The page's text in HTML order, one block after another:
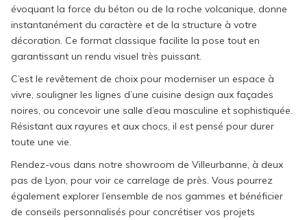
évoquant la force du béton ou de la roche volcanique, donne
instantanément du caractère et de la structure à votre
décoration. Ce format classique facilite la pose tout en
garantissant un rendu visuel très puissant.
C’est le revêtement de choix pour moderniser un espace à
vivre, souligner les lignes d’une cuisine design aux façades
noires, ou concevoir une salle d’eau masculine et sophistiquée.
Résistant aux rayures et aux chocs, il est pensé pour durer
toute une vie.
Rendez-vous dans notre showroom de Villeurbanne, à deux
pas de Lyon, pour voir ce carrelage de près. Vous pourrez
également explorer l’ensemble de nos gammes et bénéficier
de conseils personnalisés pour concrétiser vos projets